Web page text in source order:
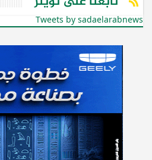
Tweets by sadaelarabnews